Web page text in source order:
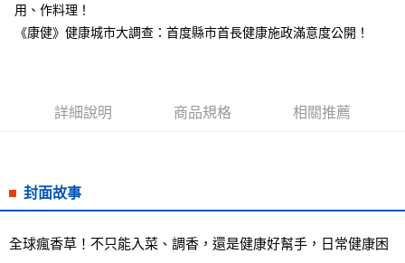
數位商品免運
免運費
用、作料理！
《康健》健康城市大調查：首度縣市首長健康施政滿意度公開！
詳細說明 商品規格 相關推薦
封面故事
全球瘋香草！不只能入菜、調香，還是健康好幫手，日常健康困